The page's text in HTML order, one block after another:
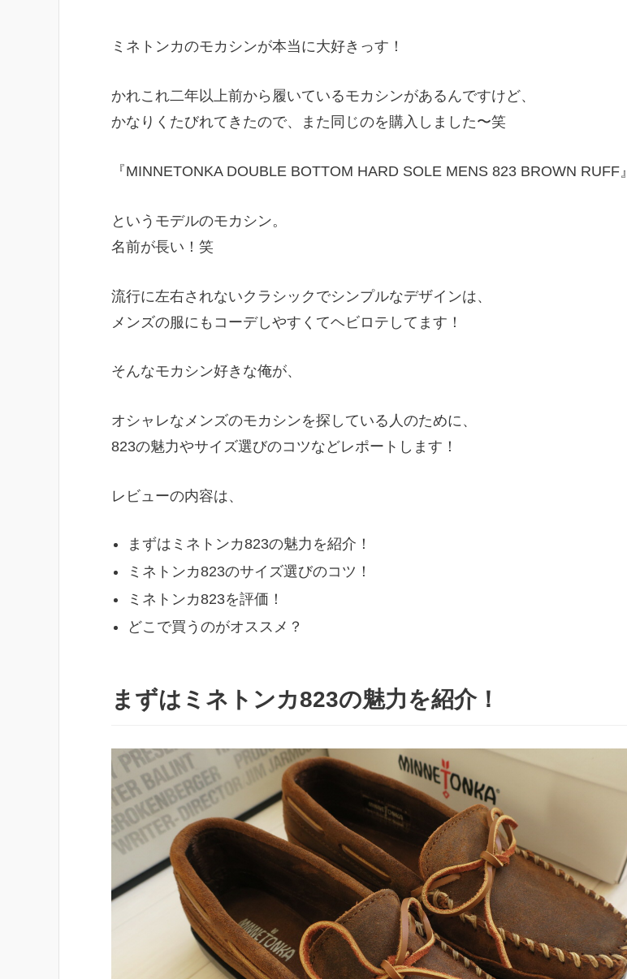
ミネトンカのモカシンが本当に大好きっす！
かれこれ二年以上前から履いているモカシンがあるんですけど、
かなりくたびれてきたので、また同じのを購入しました〜笑
『MINNETONKA DOUBLE BOTTOM HARD SOLE MENS 823 BROWN RUFF』
というモデルのモカシン。
名前が長い！笑
流行に左右されないクラシックでシンプルなデザインは、
メンズの服にもコーデしやすくてヘビロテしてます！
そんなモカシン好きな俺が、
オシャレなメンズのモカシンを探している人のために、
823の魅力やサイズ選びのコツなどレポートします！
レビューの内容は、
まずはミネトンカ823の魅力を紹介！
ミネトンカ823のサイズ選びのコツ！
ミネトンカ823を評価！
どこで買うのがオススメ？
まずはミネトンカ823の魅力を紹介！